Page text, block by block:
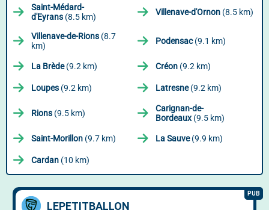
Saint-Médard-
d'Eyrans (8.5 km) Villenave-d'Ornon (8.5 km)
Villenave-de-Rions (8.7
km)
Podensac(9.1 km)
La Brède(9.2 km) Créon (9.2 km)
Loupes (9.2 km) Latresne(9.2 km)
Rions (9.5 km)
Carignan-de-
Bordeaux(9.5 km)
Saint-Morillon (9.7 km) La Sauve(9.9 km)
Cardan (10 km)